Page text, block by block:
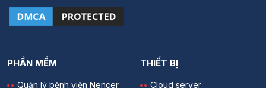
PHẦN MỀM
Quản lý bệnh viện Nencer
THIẾT BỊ
Cloud server